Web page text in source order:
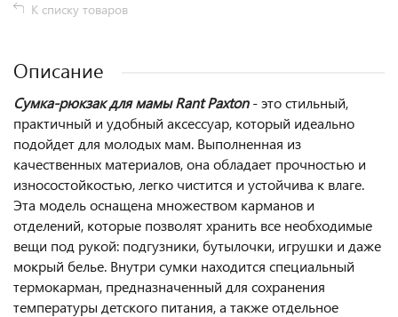
К списку товаров
Описание
Сумка-рюкзак для мамы Rant Paxton- это стильный,
практичный и удобный аксессуар, который идеально
подойдет для молодых мам. Выполненная из
качественных материалов, она обладает прочностью и
износостойкостью, легко чистится и устойчива к влаге.
Эта модель оснащена множеством карманов и
отделений, которые позволят хранить все необходимые
вещи под рукой: подгузники, бутылочки, игрушки и даже
мокрый белье. Внутри сумки находится специальный
термокарман, предназначенный для сохранения
температуры детского питания, а также отдельное